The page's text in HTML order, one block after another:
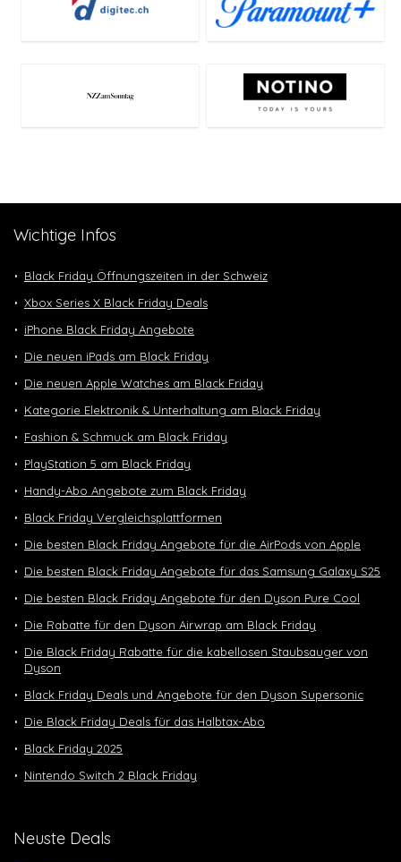
Wichtige Infos
Black Friday Öffnungszeiten in der Schweiz
Xbox Series X Black Friday Deals
iPhone Black Friday Angebote
Die neuen iPads am Black Friday
Die neuen Apple Watches am Black Friday
Kategorie Elektronik & Unterhaltung am Black Friday
Fashion & Schmuck am Black Friday
PlayStation 5 am Black Friday
Handy-Abo Angebote zum Black Friday
Black Friday Vergleichsplattformen
Die besten Black Friday Angebote für die AirPods von Apple
Die besten Black Friday Angebote für das Samsung Galaxy S25
Die besten Black Friday Angebote für den Dyson Pure Cool
Die Rabatte für den Dyson Airwrap am Black Friday
Die Black Friday Rabatte für die kabellosen Staubsauger von
Dyson
Black Friday Deals und Angebote für den Dyson Supersonic
Die Black Friday Deals für das Halbtax-Abo
Black Friday 2025
Nintendo Switch 2 Black Friday
Neuste Deals